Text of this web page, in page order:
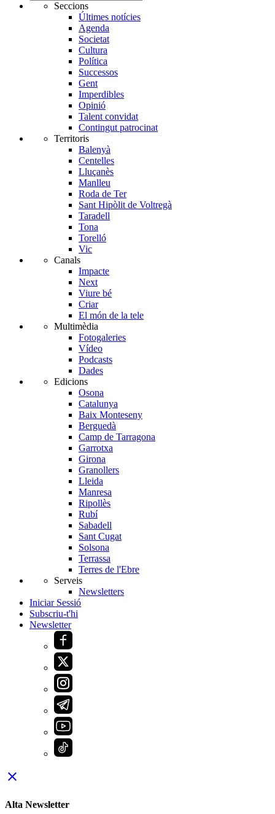
Seccions
Últimes notícies
Agenda
Societat
Cultura
Política
Successos
Gent
Imperdibles
Opinió
Talent convidat
Contingut patrocinat
Territoris
Balenyà
Centelles
Lluçanès
Manlleu
Roda de Ter
Sant Hipòlit de Voltregà
Taradell
Tona
Torelló
Vic
Canals
Impacte
Next
Viure bé
Criar
El món de la tele
Multimèdia
Fotogaleries
Vídeo
Podcasts
Dades
Edicions
Osona
Catalunya
Baix Monteseny
Berguedà
Camp de Tarragona
Garrotxa
Girona
Granollers
Lleida
Manresa
Ripollès
Rubí
Sabadell
Sant Cugat
Solsona
Terrassa
Terres de l'Ebre
Serveis
Newsletters
Iniciar Sessió
Subscriu-t'hi
Newsletter
close
Alta Newsletter